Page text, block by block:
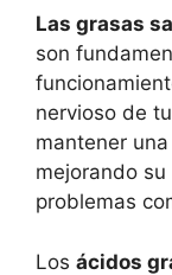
Las grasas
son
nervioso de
mantener
mejorando
problemas
Los ácidos